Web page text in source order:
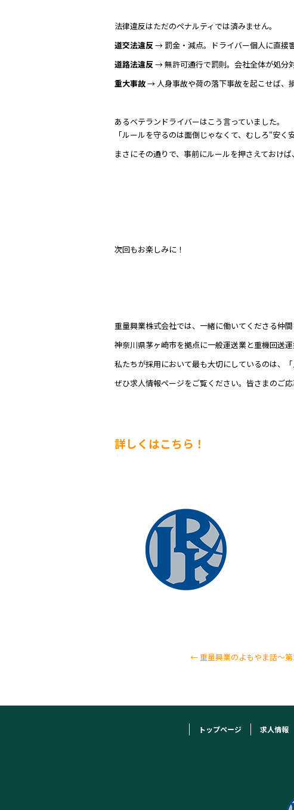
法律違反はただのペナルティでは済みません。
道交法違反 → 罰金・減点。ドライバー個人に直接響
道路法違反 → 無許可通行で罰則。会社全体が処分
重大事故→ 人身事故や荷の落下事故を起こせば、
あるベテランドライバーはこう言っていました。
「ルールを守るのは面倒じゃなくて、むしろ“安く
まさにその通りで、事前にルールを押さえておけ
次回もお楽しみに！
重量興業株式会社では、一緒に働いてくださる仲間
神奈川県茅ヶ崎市を拠点に一般運送業と重機回送運
私たちが採用において最も大切にしているのは、「
ぜひ求人情報ページをご覧ください。皆さまのご
詳しくはこちら！
←重量興業のよもやま話～
トップページ 求人情報